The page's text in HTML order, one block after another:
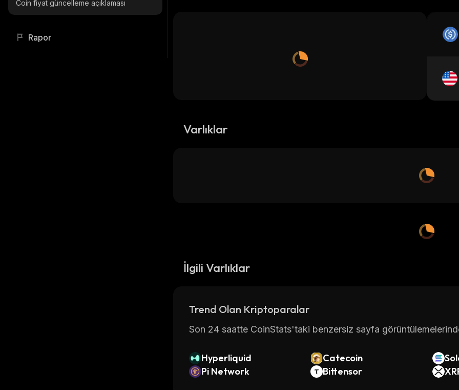
Coin fiyat güncelleme açıklaması
Rapor
Varlıklar
İlgili Varlıklar
Trend Olan Kriptoparalar
Son 24 saatte CoinStats'taki benzersiz sayfa
Hyperliquid Catecoin
Pi Network
Bittensor